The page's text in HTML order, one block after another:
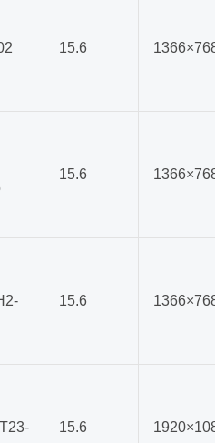
15.6
15.6
15.6
15.6